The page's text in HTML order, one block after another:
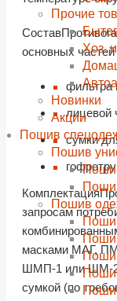
Прочие
Хоз.
Новинки
Акции
Пошив
Пошив
Пошив
основных частей
фильтра
лицевой
сумки
запросам
масками МАГ,
ШМП-1 или ШМ-
сумкой (по